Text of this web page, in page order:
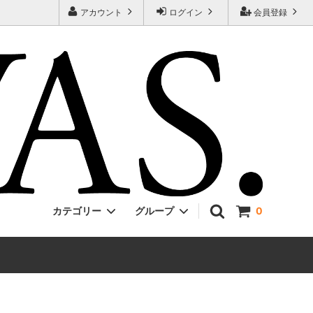
会員登録
ログイン
アカウント
0
カテゴリー グループ